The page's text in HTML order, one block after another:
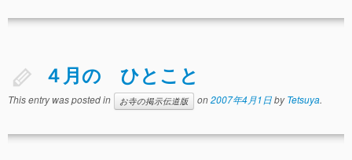
通園について
事故や怪我について
４月の ひとこと
This entry was posted in お寺の掲示伝道版 on2007年4月1日byTetsuya.